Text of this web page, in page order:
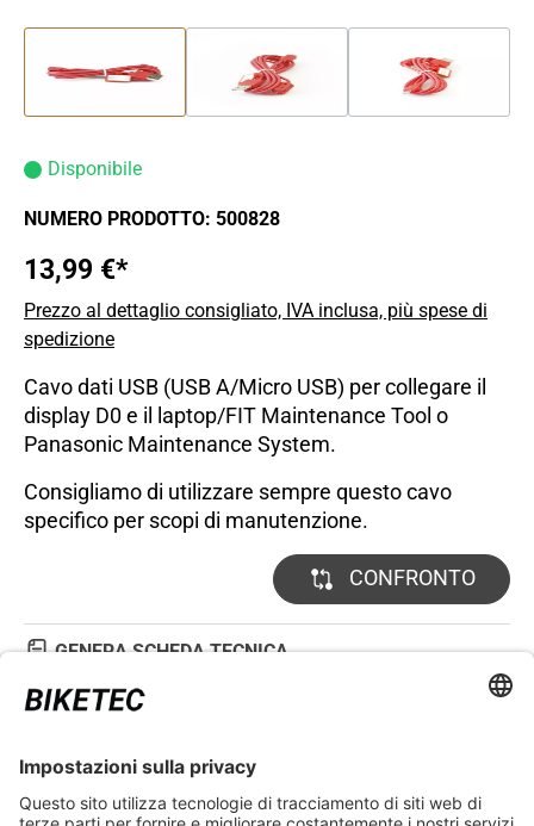
Disponibile
NUMERO PRODOTTO: 500828
13,99 €*
Prezzo al dettaglio consigliato, IVA inclusa, più spese di
spedizione
Cavo dati USB (USB A/Micro USB) per collegare il
display D0 e il laptop/FIT Maintenance Tool o
Panasonic Maintenance System.
Consigliamo di utilizzare sempre questo cavo
specifico per scopi di manutenzione.
CONFRONTO
GENERA SCHEDA TECNICA
DETTAGLI TECNICI